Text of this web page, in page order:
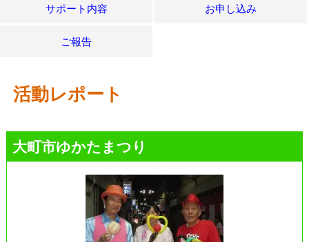
サポート内容 お申し込み
ご報告
活動レポート
大町市ゆかたまつり